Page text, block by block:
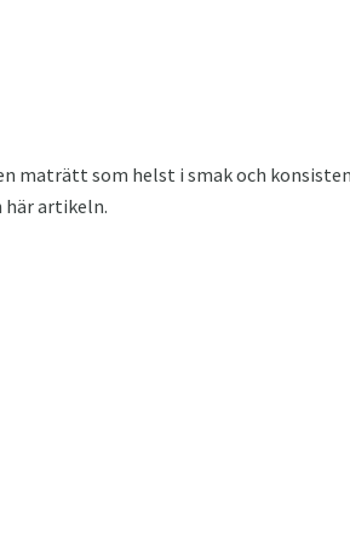
maträtt som helst i smak och
här artikeln.